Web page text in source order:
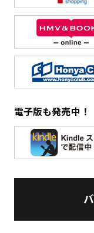
電子版も発売中！